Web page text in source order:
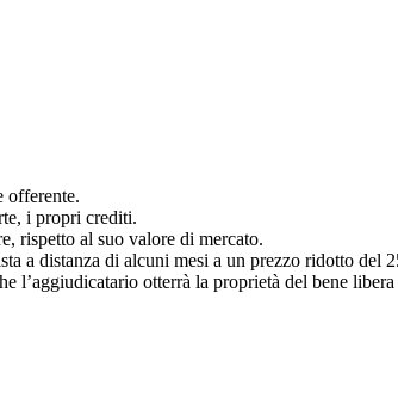
offerente.
i propri crediti.
rispetto al suo valore di mercato.
a distanza di alcuni mesi a un prezzo ridotto del
otterrà la proprietà del bene libera